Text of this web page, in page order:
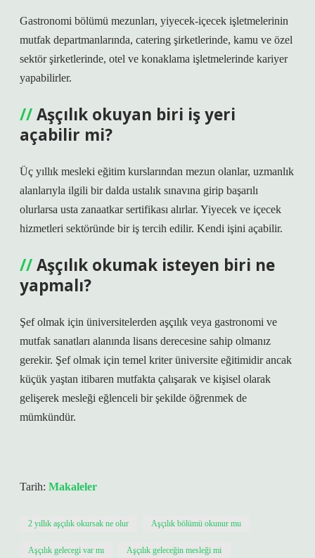
Gastronomi bölümü mezunları, yiyecek-içecek işletmelerinin
mutfak departmanlarında, catering şirketlerinde, kamu ve özel
sektör şirketlerinde, otel ve konaklama işletmelerinde kariyer
yapabilirler.
Aşçılık okuyan biri iş yeri
açabilir mi?
Üç yıllık mesleki eğitim kurslarından mezun olanlar, uzmanlık
alanlarıyla ilgili bir dalda ustalık sınavına girip başarılı
olurlarsa usta zanaatkar sertifikası alırlar. Yiyecek ve içecek
hizmetleri sektöründe bir iş tercih edilir. Kendi işini açabilir.
Aşçılık okumak isteyen biri ne
yapmalı?
Şef olmak için üniversitelerden aşçılık veya gastronomi ve
mutfak sanatları alanında lisans derecesine sahip olmanız
gerekir. Şef olmak için temel kriter üniversite eğitimidir ancak
küçük yaştan itibaren mutfakta çalışarak ve kişisel olarak
gelişerek mesleği eğlenceli bir şekilde öğrenmek de
mümkündür.
Tarih: Makaleler
2 yıllık aşçılık okursak ne olur Aşçılık bölümü okunur mu
Aşçılık gelecegi var mı Aşçılık geleceğin mesleği mi